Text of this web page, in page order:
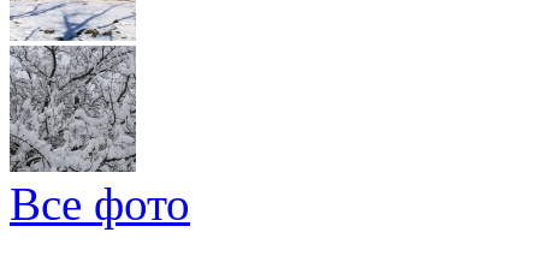
Все фото